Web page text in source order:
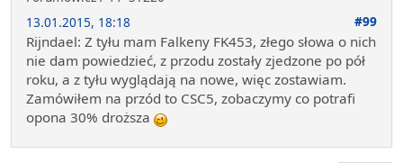
13.01.2015, 18:18
#99
Rijndael: Z tyłu mam Falkeny FK453, złego słowa o nich
nie dam powiedzieć, z przodu zostały zjedzone po pół
roku, a z tyłu wyglądają na nowe, więc zostawiam.
Zamówiłem na przód to CSC5, zobaczymy co potrafi
opona 30% droższa